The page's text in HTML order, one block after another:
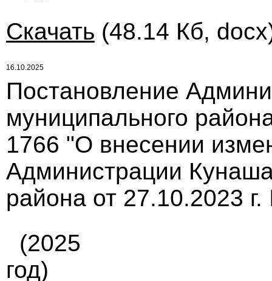
Скачать (48.14 Кб,
16.10.2025
Постановление
муниципального
1766 "О внесении
Администрации
района от 27.10.2023
(2025
год)